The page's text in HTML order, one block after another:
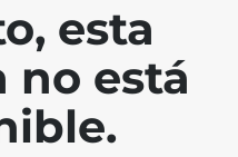
esta
no está